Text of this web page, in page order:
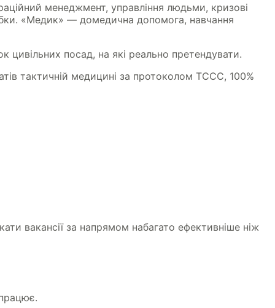
менеджмент, управління людьми, кризові
«Медик» — домедична допомога, навчання
посад, на які реально претендувати.
тактичній медицині за протоколом ТССС, 100%
вакансії за напрямом набагато ефективніше ніж